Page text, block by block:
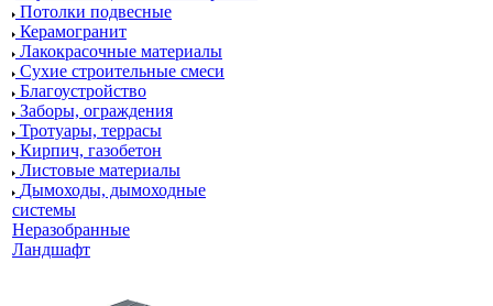
Потолки подвесные
Керамогранит
Лакокрасочные материалы
Сухие строительные смеси
Благоустройство
Заборы, ограждения
Тротуары, террасы
Кирпич, газобетон
Листовые материалы
Дымоходы, дымоходные
системы
Неразобранные
Ландшафт